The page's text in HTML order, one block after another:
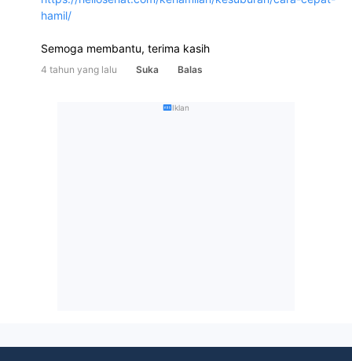
hamil/
Semoga membantu, terima kasih
4 tahun yang lalu Suka Balas
Iklan